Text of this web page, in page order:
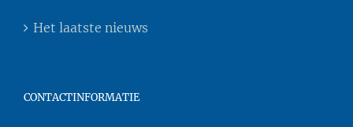
Het laatste nieuws
CONTACTINFORMATIE